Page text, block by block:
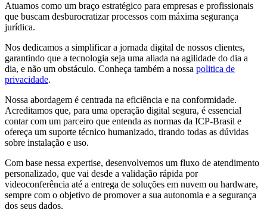
Atuamos como um braço estratégico para empresas e profissionais
que buscam desburocratizar processos com máxima segurança
jurídica.
Nos dedicamos a simplificar a jornada digital de nossos clientes,
garantindo que a tecnologia seja uma aliada na agilidade do dia a
dia, e não um obstáculo. Conheça também a nossa politica de
privacidade.
Nossa abordagem é centrada na eficiência e na conformidade.
Acreditamos que, para uma operação digital segura, é essencial
contar com um parceiro que entenda as normas da ICP-Brasil e
ofereça um suporte técnico humanizado, tirando todas as dúvidas
sobre instalação e uso.
Com base nessa expertise, desenvolvemos um fluxo de atendimento
personalizado, que vai desde a validação rápida por
videoconferência até a entrega de soluções em nuvem ou hardware,
sempre com o objetivo de promover a sua autonomia e a segurança
dos seus dados.